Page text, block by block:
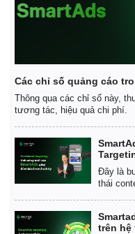
Các chỉ số quảng cáo
Thông qua các chỉ số này,
tương tác, hiệu quả chi phí.
Đây là
thái
trên hệ